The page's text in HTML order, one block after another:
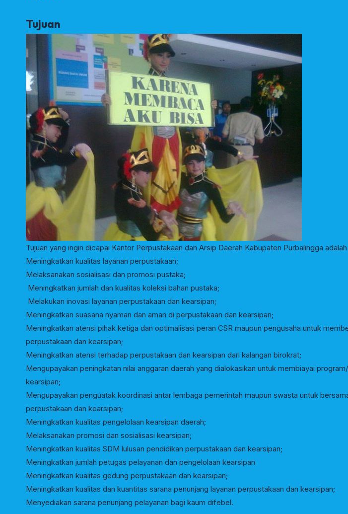
Tujuan
Tujuan yang ingin dicapai Kantor Perpustakaan dan Arsip Daerah Kabupaten Purbalingga adalah
Meningkatkan kualitas layanan perpustakaan;
Melaksanakan sosialisasi dan promosi pustaka;
Meningkatkan jumlah dan kualitas koleksi bahan pustaka;
Melakukan inovasi layanan perpustakaan dan kearsipan;
Meningkatkan suasana nyaman dan aman di perpustakaan dan kearsipan;
Meningkatkan atensi pihak ketiga dan optimalisasi peran CSR maupun pengusaha untuk
perpustakaan dan kearsipan;
Meningkatkan atensi terhadap perpustakaan dan kearsipan dari kalangan birokrat;
Mengupayakan peningkatan nilai anggaran daerah yang dialokasikan untuk membiayai
kearsipan;
Mengupayakan penguatak koordinasi antar lembaga pemerintah maupun swasta untuk
perpustakaan dan kearsipan;
Meningkatkan kualitas pengelolaan kearsipan daerah;
Melaksanakan promosi dan sosialisasi kearsipan;
Meningkatkan kualitas SDM lulusan pendidikan perpustakaan dan kearsipan;
Meningkatkan jumlah petugas pelayanan dan pengelolaan kearsipan
Meningkatkan kualitas gedung perpustakaan dan kearsipan;
Meningkatkan kualitas dan kuantitas sarana penunjang layanan perpustakaan dan kearsipan;
Menyediakan sarana penunjang pelayanan bagi kaum difebel.